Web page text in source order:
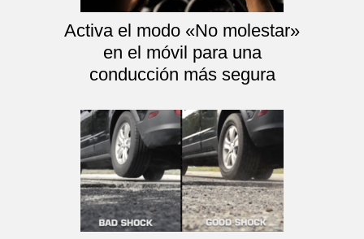
Activa el modo «No molestar»
en el móvil para una
conducción más segura